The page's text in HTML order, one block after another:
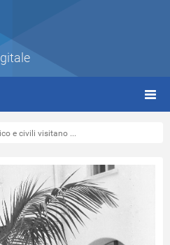
e civili visitano ...